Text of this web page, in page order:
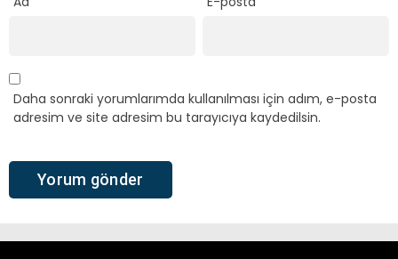
Daha sonraki yorumlarımda kullanılması için adım, e-posta
adresim ve site adresim bu tarayıcıya kaydedilsin.